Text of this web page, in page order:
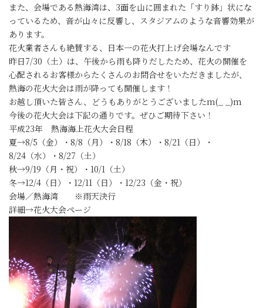
また、会場である熱海湾は、3面を山に囲まれた「すり鉢」状にな
っているため、音が山々に反響し、スタジアムのような音響効果が
あります。
花火業者さんも絶賛する、日本一の花火打上げ会場なんです
昨日7/30（土）は、午後から雨も降りだしたため、花火の開催を
心配されるお客様からたくさんのお問合せをいただきましたが、
熱海の花火大会は雨が降っても開催します！
お越し頂いた皆さん、どうもありがとうございましたm(_ _)m
今後の花火大会は下記の通りです。ぜひご期待下さい！
平成23年 熱海海上花火大会日程
夏→8/5（金）・8/8（月）・8/18（木）・8/21（日）・
8/24（水）・8/27（土）
秋→9/19（月・祝）・10/1（土）
冬→12/4（日）・12/11（日）・12/23（金・祝）
会場／熱海湾 ※雨天決行
詳細→花火大会ページ